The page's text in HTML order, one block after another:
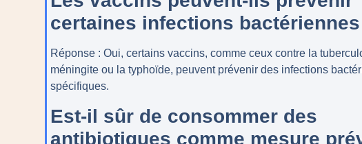
certaines infections
Réponse : Oui, certains vaccins, comme ceux contre la
méningite ou la typhoïde, peuvent prévenir des infections
spécifiques.
Est-il sûr de consommer des
antibiotiques comme mesure